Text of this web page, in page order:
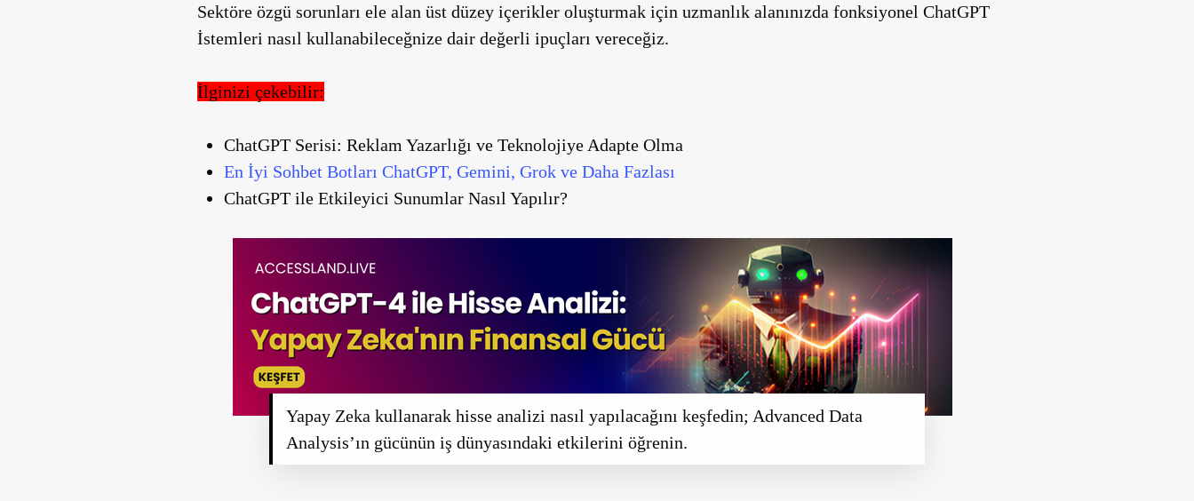
Sektöre özgü sorunları ele alan üst düzey içerikler oluşturmak için uzmanlık alanınızda fonksiyonel ChatGPT
İstemleri nasıl kullanabileceğnize dair değerli ipuçları vereceğiz.
İlginizi çekebilir:
ChatGPT Serisi: Reklam Yazarlığı ve Teknolojiye Adapte Olma
En İyi Sohbet Botları ChatGPT, Gemini, Grok ve Daha Fazlası
ChatGPT ile Etkileyici Sunumlar Nasıl Yapılır?
Yapay Zeka kullanarak hisse analizi nasıl yapılacağını keşfedin; Advanced Data
Analysis’ın gücünün iş dünyasındaki etkilerini öğrenin.